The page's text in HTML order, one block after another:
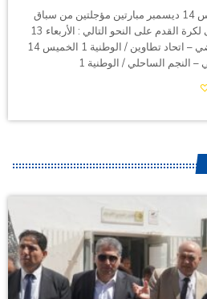
تدور يومي الأربعاء 13 و الخميس 14 ديسمبر مبارتين مؤجلتين من سباق
بطولة الرابطة المحترفة الأولى لكرة القدم على النحو التالي : الأربعاء 13
ديسمبر : 17:00 الترجي الرياضي – اتحاد تطاوين / الوطنية 1 الخميس 14